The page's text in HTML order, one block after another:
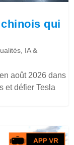
qui
, IA &
août 2026 dans
et défier Tesla